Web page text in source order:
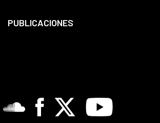
PUBLICACIONES
SoundcloreFacebook
X Youtube